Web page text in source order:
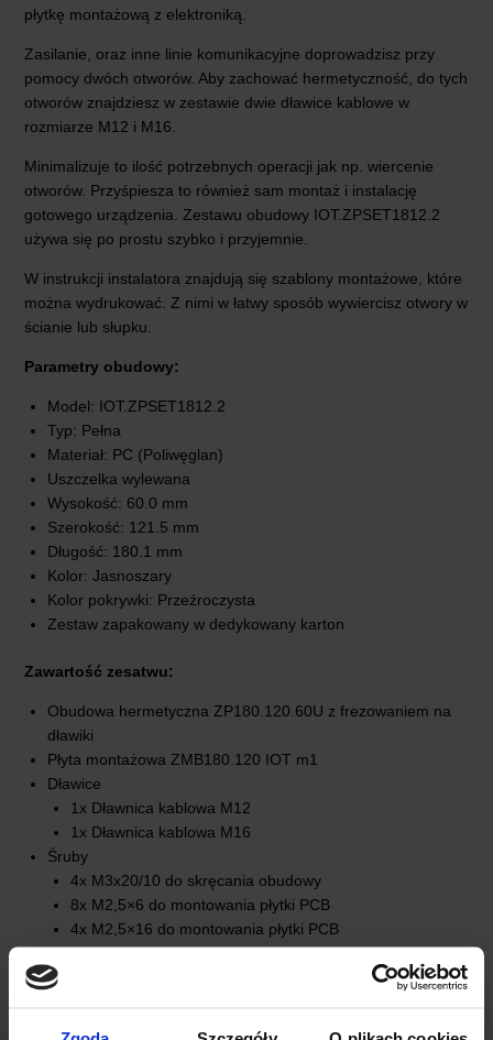
płytkę montażową z elektroniką.
Zasilanie, oraz inne linie komunikacyjne doprowadzisz przy
pomocy dwóch otworów. Aby zachować hermetyczność, do tych
otworów znajdziesz w zestawie dwie dławice kablowe w
rozmiarze M12 i M16.
Minimalizuje to ilość potrzebnych operacji jak np. wiercenie
otworów. Przyśpiesza to również sam montaż i instalację
gotowego urządzenia. Zestawu obudowy IOT.ZPSET1812.2
używa się po prostu szybko i przyjemnie.
W instrukcji instalatora znajdują się szablony montażowe, które
można wydrukować. Z nimi w łatwy sposób wywiercisz otwory w
ścianie lub słupku.
Parametry obudowy:
Model: IOT.ZPSET1812.2
Typ: Pełna
Materiał: PC (Poliwęglan)
Uszczelka wylewana
Wysokość: 60.0 mm
Szerokość: 121.5 mm
Długość: 180.1 mm
Kolor: Jasnoszary
Kolor pokrywki: Przeźroczysta
Zestaw zapakowany w dedykowany karton
Zawartość zesatwu:
Obudowa hermetyczna ZP180.120.60U z frezowaniem na
dławiki
Płyta montażowa ZMB180.120 IOT m1
Dławice
1x Dławnica kablowa M12
1x Dławnica kablowa M16
Śruby
4x M3x20/10 do skręcania obudowy
8x M2,5×6 do montowania płytki PCB
4x M2,5×16 do montowania płytki PCB
4x wkręt do plastiku ø3,5/7 do montowania płyty